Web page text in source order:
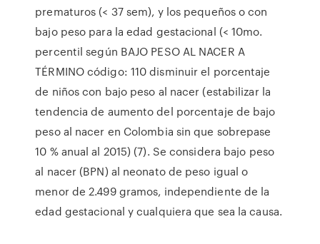
prematuros (< 37 sem), y los pequeños o con
bajo peso para la edad gestacional (< 10mo.
percentil según BAJO PESO AL NACER A
TÉRMINO código: 110 disminuir el porcentaje
de niños con bajo peso al nacer (estabilizar la
tendencia de aumento del porcentaje de bajo
peso al nacer en Colombia sin que sobrepase
10 % anual al 2015) (7). Se considera bajo peso
al nacer (BPN) al neonato de peso igual o
menor de 2.499 gramos, independiente de la
edad gestacional y cualquiera que sea la causa.